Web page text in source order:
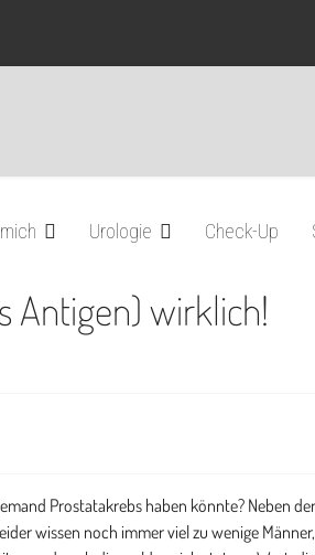
Urologie Check-Up
Antigen) wirklich!
Das ist der Anteil am PSA, der nicht an Transportmolekülegebunden im Blut zirkuliert. Auch wenn es hier zu Schwankungen kommen kann, so gibtder Quotient aus PSA und freiem PSA doch eine gewisse Marschrichtung an. Weitere Hilfenliefern das komplexierte PSA, die PSA-Dichte und die PSA-Dynamik mit Verdopplungszeit undGeschwindigkeitsentwicklung. Was ist der Normbereich? Eigentlich gibt eskeinen. Im Internet und bei den Labors liest man immer wieder 4,0 ng/ml. Für mich istdas keine bindende Grenze und ich sehe sie als historisch an mit untergeordneter Bedeutungfür meine tägliche Arbeit. Vielleicht sollte ich das kurz an einem Beispiel erläutern:ein 69-jähriger Mann mit einem PSA von 4,0 und einer 60 ml großen Prostata hat ein völliganderes Risikoprofil als ein 50-jähriger Mann mit PSA 4,0 und einer 30 ml großen Prostata.Es gibt auch keine Werte, bei denen man Prostatakrebs mit 100-prozentiger Sicherheit ausschließenkönnte. Diese Tabelle aus den aktuellen Leitlinien der European Association of Urology zeigtdas Risiko für ein Prostatakarzinom bei entsprechenden PSA-Werten. Wie man sieht, gibt es selbstbei Werten nahe null noch ein gewisses Risiko. Jedoch muss man wissen, dass das Risiko abeinem Wert von etwa 1,3 ng/ml exponentiell ansteigt. Was exponentiell bedeutet, weißseit Corona mittlerweile jeder. Für meine Arbeit gibt es bei mir ein paar grobe Anhaltspunkte.Wer keine familiäre erbliche Vorbelastung hat mit engen Verwandten mit Prostatakrebs,kann sich mit 45 einmal testen lassen. Zu diesem Zeitpunkt sollte eigentlich noch nichtsvorliegen, Prostatakrebs unter 50 ist eine eher seltene Angelegenheit. Die Prostata istbei den meisten noch nicht besonders vergrößert, so dass man hier einen Basiswert erhält,auf dem sich dann in den Folgejahren aufbauen lässt. Ich erwarte bei Männern dieser Altersgruppeeinen Wert unter 1,0 ng/ml. Keine nennenswerte Prostatavergrößerung, keine Entzündungen,blablabla. Wenn dem so ist, alles gut, nächste Kontrolle mit 50. Die vor ein paar Jahrenveröffentlichten Malmö-Daten haben gezeigt, dass 60-jährige im Median (das ist so eineArt robuster Mittelwert) ein PSA von 1,0 ng/ml haben. Bereits ab einem PSA von 2,0 ng/mlgilt laut Leitlinien der European Association of Urology eine bei 60-jährigen eine erhöhteWachsamkeitsstufe. Ein 50-jähriger mit PSA 2,0 wäre bei mir schon in einer verschärftenÜberwachung. Würde bei einem solchen Patienten der PSA in den nächsten 2 Jahren auf 3,0ansteigen (und das ist noch deutlich